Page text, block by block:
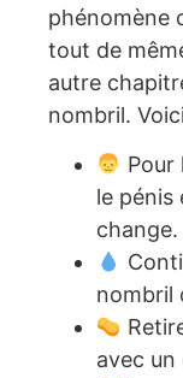
phénomène
tout de
autre
nombril.
Pour
le pénis
change.
nombril
avec